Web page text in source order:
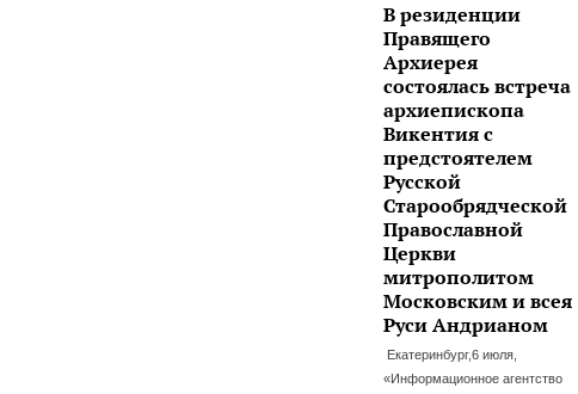
В резиденции
Правящего
Архиерея
состоялась встреча
архиепископа
Викентия с
предстоятелем
Русской
Старообрядческой
Православной
Церкви
митрополитом
Московским и всея
Руси Андрианом
Екатеринбург,6 июля,
«Информационное агентство